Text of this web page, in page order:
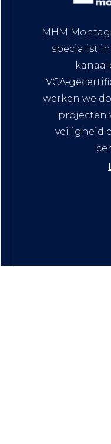
MHM
specialist
werken we
projecten
veiligheid